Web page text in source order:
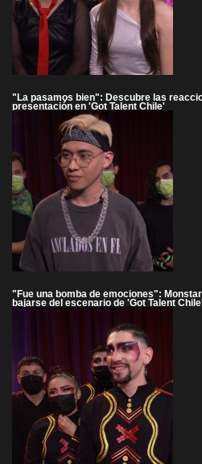
"La pasamos bien": Descubre las
presentación en 'Got Talent Chile'
"Fue una bomba de emociones":
bajarse del escenario de 'Got Talent